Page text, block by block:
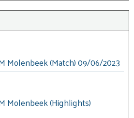
Molenbeek (Match) 09/06/2023
Molenbeek (Highlights)